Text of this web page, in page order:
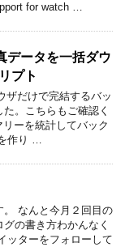
for watch …
データを一括ダウ
プト
ザだけで完結するバッ
。こちらもご確認く
ーを統計してバック
作り …
。 なんと今月２回目の
の書き方わかんなく
ッターをフォローして